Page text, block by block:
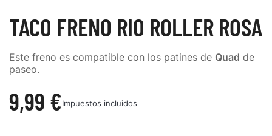
TACO FRENO RIO ROLLER ROSA
Este freno es compatible con los patines de Quad de
paseo.
9,99 €Impuestos incluidos